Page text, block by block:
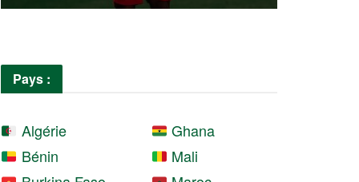
Pays :
Algérie
Bénin
Ghana
Mali